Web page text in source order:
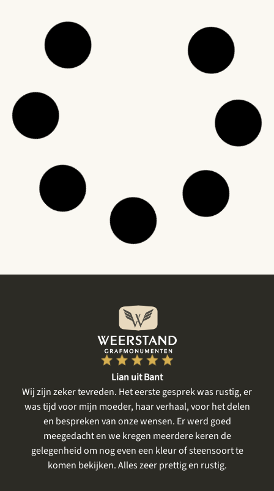
Lian uit Bant
Wij zijn zeker tevreden. Het eerste gesprek was rustig, er
was tijd voor mijn moeder, haar verhaal, voor het delen
en bespreken van onze wensen. Er werd goed
meegedacht en we kregen meerdere keren de
gelegenheid om nog even een kleur of steensoort te
komen bekijken. Alles zeer prettig en rustig.